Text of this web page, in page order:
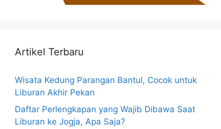
Artikel Terbaru
Wisata Kedung Parangan Bantul, Cocok untuk
Liburan Akhir Pekan
Daftar Perlengkapan yang Wajib Dibawa Saat
Liburan ke Jogja, Apa Saja?